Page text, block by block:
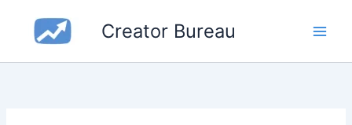
content
Creator Bureau